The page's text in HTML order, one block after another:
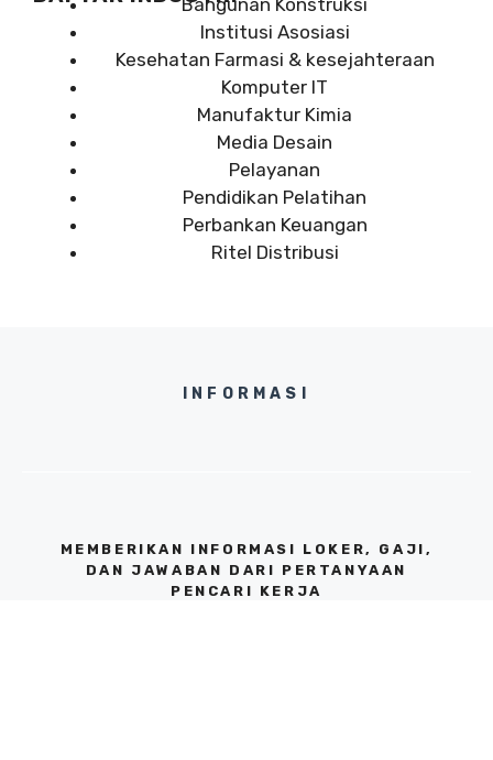
Institusi Asosiasi
Kesehatan Farmasi & kesejahteraan
Komputer IT
Manufaktur Kimia
Media Desain
Pelayanan
Pendidikan Pelatihan
Perbankan Keuangan
Ritel Distribusi
INFORMASI
MEMBERIKAN INFORMASI LOKER, GAJI,
DAN JAWABAN DARI PERTANYAAN
PENCARI KERJA